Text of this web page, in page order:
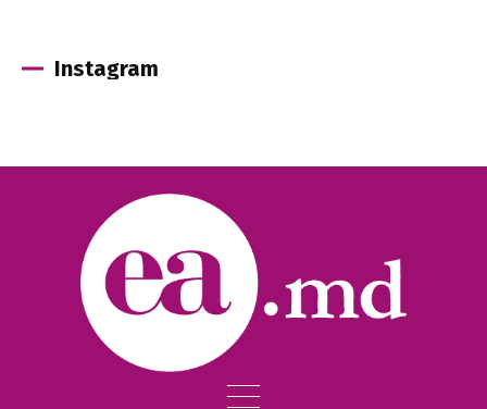
Instagram